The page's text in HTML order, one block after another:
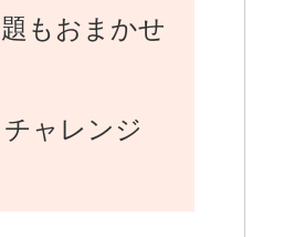
もおまかせ
ャレンジ